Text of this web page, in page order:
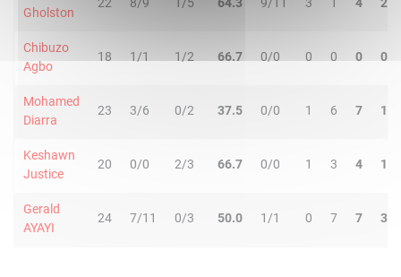
Gholston
Chibuzo
Agbo
18 1/1 1/2 66.7 0/0 0 0 0 0
Mohamed
Diarra
23 3/6 0/2 37.5 0/0 1 6 7 1
Keshawn
Justice
20 0/0 2/3 66.7 0/0 1 3 4 1
Gerald
AYAYI
24 7/11 0/3 50.0 1/1 0 7 7 3